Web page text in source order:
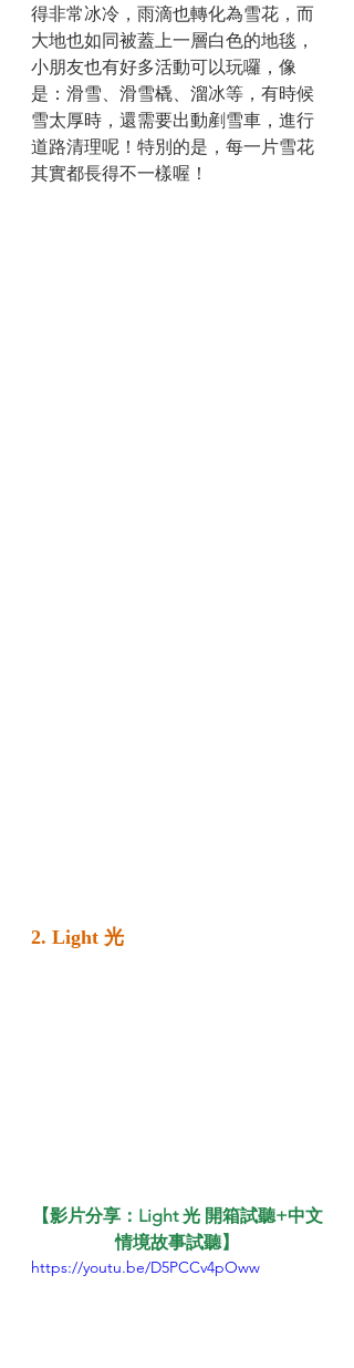
得非常冰冷，雨滴也轉化為雪花，而
大地也如同被蓋上一層白色的地毯，
小朋友也有好多活動可以玩囉，像
是：滑雪、滑雪橇、溜冰等，有時候
雪太厚時，還需要出動剷雪車，進行
道路清理呢！特別的是，每一片雪花
其實都長得不一樣喔！
2. Light 光
【影片分享：Light 光 開箱試聽+中文
情境故事試聽】
https://youtu.be/D5PCCv4pOww